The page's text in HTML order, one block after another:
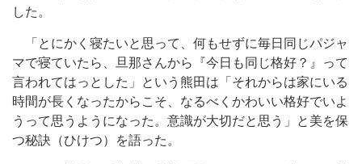
した。
「とにかく寝たいと思って、何もせずに毎日同じパジャ
マで寝ていたら、旦那さんから『今日も同じ格好？』って
言われてはっとした」という熊田は「それからは家にいる
時間が長くなったからこそ、なるべくかわいい格好でいよ
うって思うようになった。意識が大切だと思う」と美を保
つ秘訣（ひけつ）を語った。